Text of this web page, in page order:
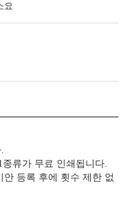
요
류가 무료 인쇄됩니다.
등록 후에 횟수 제한 없